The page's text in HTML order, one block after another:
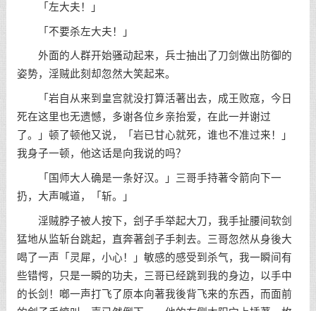
「左大夫！」
「不要杀左大夫！」
外面的人群开始骚动起来，兵士抽出了刀剑做出防御的
姿势，淫贼此刻却忽然大笑起来。
「岩自从来到皇宫就没打算活著出去，成王败寇，今日
死在这里也无遗憾，多谢各位乡亲抬爱，在此一并谢过
了。」顿了顿他又说，「岩已甘心就死，谁也不准过来！」
我身子一顿，他这话是向我说的吗？
「国师大人确是一条好汉。」三哥手持著令箭向下一
扔，大声喊道，「斩。」
淫贼脖子被人按下，刽子手举起大刀，我手扯腰间软剑
猛地从监斩台跳起，直奔著刽子手刺去。三哥忽然从身後大
喝了一声「灵犀，小心！」敏感的感受到杀气，我一瞬间有
些错愕，只是一瞬的功夫，三哥已经跳到我的身边，以手中
的长剑！啷一声打飞了原本向著我後背飞来的东西，而面前